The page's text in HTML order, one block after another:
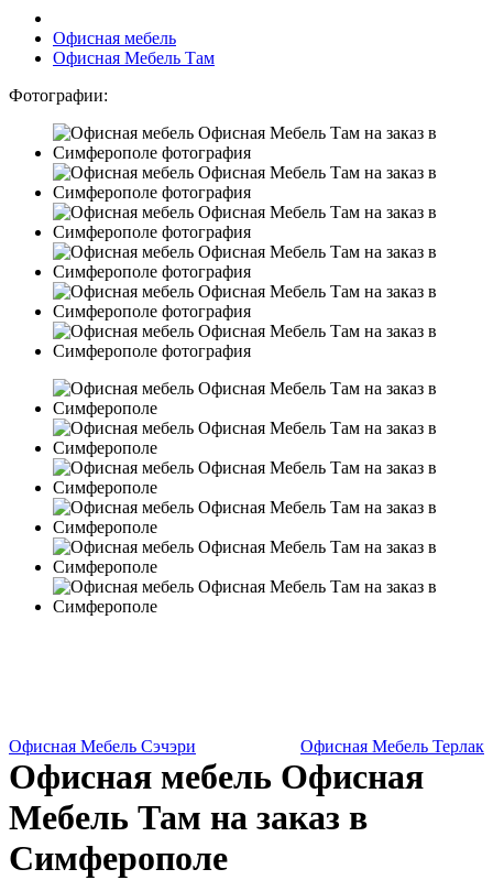
Офисная мебель
Офисная Мебель Там
Фотографии:
Офисная Мебель Сэчэри Офисная Мебель Терлак
Офисная мебель Офисная
Мебель Там на заказ в
Симферополе